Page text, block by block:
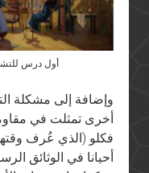
أول درس
وإضافة إلى مشكلة
أخرى تمثلت في
فكلو (الذي عُرف
أحيانا في الوثائق